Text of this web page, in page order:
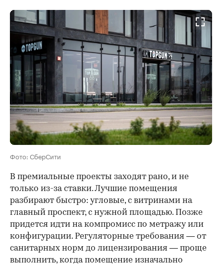
Фото: СберСити
В премиальные проекты заходят рано, и не
только из-за ставки. Лучшие помещения
разбирают быстро: угловые, с витринами на
главный проспект, с нужной площадью. Позже
придется идти на компромисс по метражу или
конфигурации. Регуляторные требования — от
санитарных норм до лицензирования — проще
выполнить, когда помещение изначально